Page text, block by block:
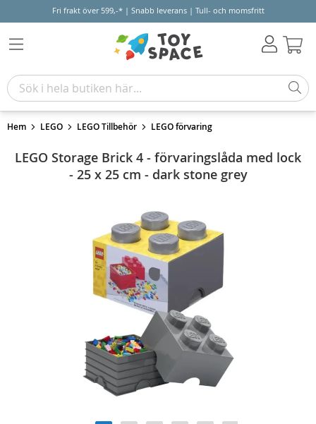
Fri frakt över 599,-* | Snabb leverans | Tull- och momsfritt
Hem LEGO LEGO Tillbehör LEGO förvaring
LEGO Storage Brick 4 - förvaringslåda med lock
- 25 x 25 cm - dark stone grey